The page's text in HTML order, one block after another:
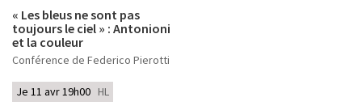
« Les bleus ne sont pas
toujours le ciel » : Antonioni
et la couleur
Conférence de Federico Pierotti
Je 11 avr 19h00 HL